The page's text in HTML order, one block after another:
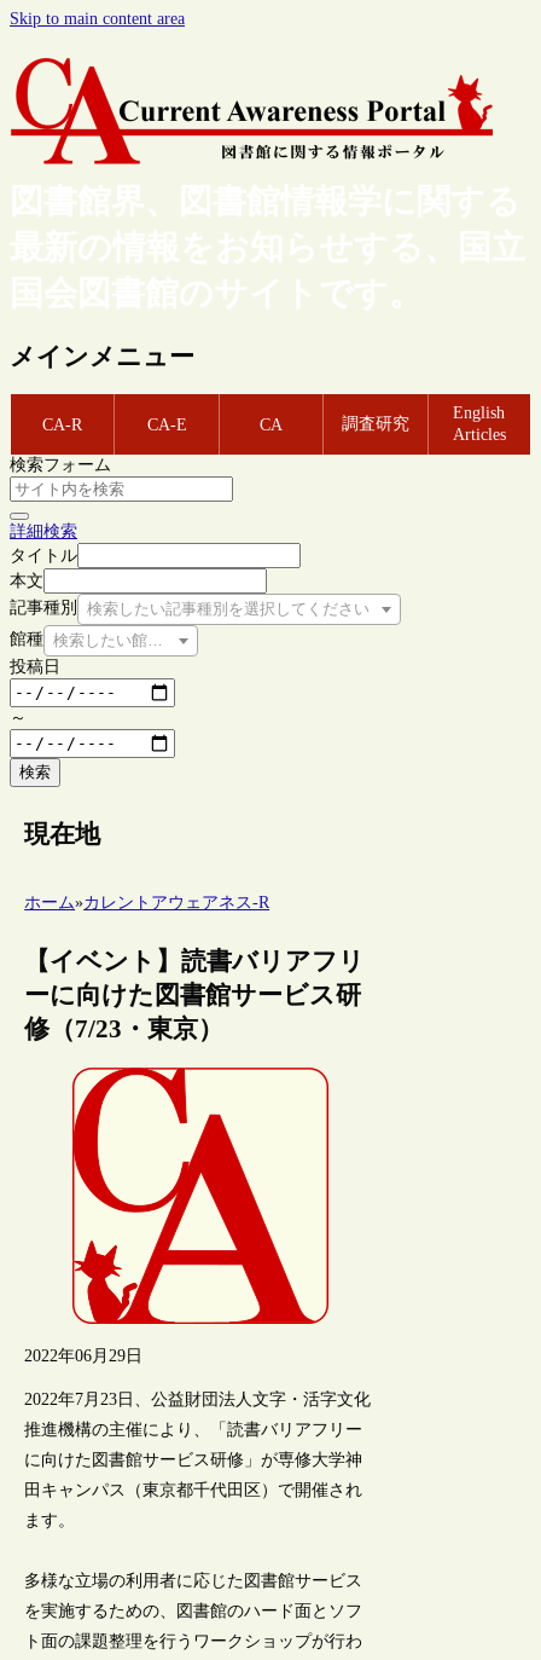
Skip to main content area
図書館界、図書館情報学に関する
最新の情報をお知らせする、国立
国会図書館のサイトです。
メインメニュー
CA-R CA-E CA 調査研究
English
Articles
検索フォーム
詳細検索
タイトル
本文
記事種別
検索したい記事種別を選択してください
館種 検索したい館種を選択してください
投稿日
～
検索
現在地
ホーム»カレントアウェアネス-R
【イベント】読書バリアフリ
ーに向けた図書館サービス研
修（7/23・東京）
2022年06月29日
2022年7月23日、公益財団法人文字・活字文化
推進機構の主催により、「読書バリアフリー
に向けた図書館サービス研修」が専修大学神
田キャンパス（東京都千代田区）で開催され
ます。
多様な立場の利用者に応じた図書館サービス
を実施するための、図書館のハード面とソフ
ト面の課題整理を行うワークショップが行わ